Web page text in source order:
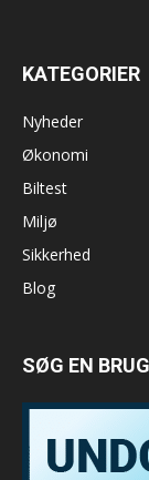
KATEGORIER
Nyheder
Økonomi
Biltest
Miljø
Sikkerhed
Blog
SØG EN